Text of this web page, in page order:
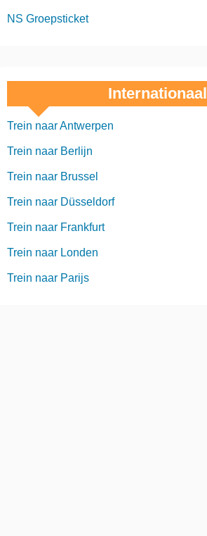
NS Groepsticket
Internationaal
Trein naar Antwerpen
Trein naar Berlijn
Trein naar Brussel
Trein naar Düsseldorf
Trein naar Frankfurt
Trein naar Londen
Trein naar Parijs